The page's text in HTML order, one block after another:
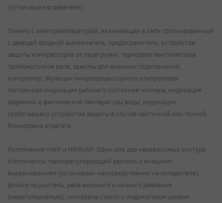
(установка нагревателя).
Панель с электроаппаратурой, включающая в себя сблокированный
с дверцей вводной выключатель, предохранители, устройства
защиты компрессоров от перегрузки, термореле вентиляторов,
промежуточное реле, зажимы для внешних подключений,
контроллер. Функции микропроцессорного контроллера:
постоянная индикация рабочего состояния чиллера; индикация
заданной и фактической температуры воды; индикация
сработавшего устройства защиты в случае частичной или полной
блокировки агрегата.
Исполнение HWR и HWR/AP: Один или два независимых контура.
Компоненты: терморегулирующий вентиль с внешним
выравниванием (установлен непосредственно на испарителе);
фильтр-осушитель; реле высокого и низкого давления
(нерегулируемые); смотровое стекло с индикатором уровня